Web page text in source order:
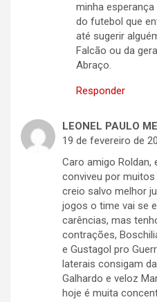
minha
do futebol que
até sugerir
Falcão ou da
Abraço.
Responder
LEONEL PAULO
19 de fevereiro de
Caro amigo Roldan,
conviveu por
creio salvo melhor
jogos o time vai se
carências, mas
contrações,
e Gustagol pro
laterais consigam
Galhardo e veloz
hoje é muita